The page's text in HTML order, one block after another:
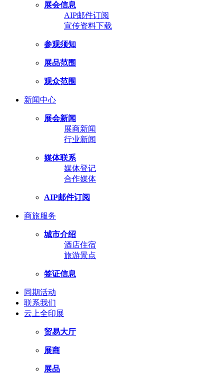
展会信息
AIP邮件订阅
宣传资料下载
参观须知
展品范围
观众范围
新闻中心
展会新闻
展商新闻
行业新闻
媒体联系
媒体登记
合作媒体
AIP邮件订阅
商旅服务
城市介绍
酒店住宿
旅游景点
签证信息
同期活动
联系我们
云上全印展
贸易大厅
展商
展品